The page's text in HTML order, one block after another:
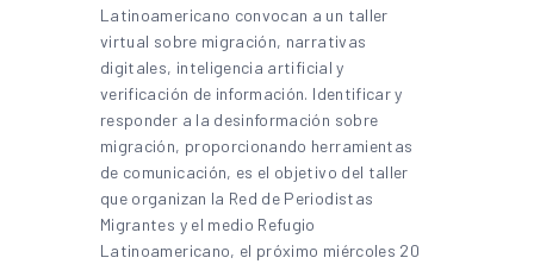
Latinoamericano convocan a un taller
virtual sobre migración, narrativas
digitales, inteligencia artificial y
verificación de información. Identificar y
responder a la desinformación sobre
migración, proporcionando herramientas
de comunicación, es el objetivo del taller
que organizan la Red de Periodistas
Migrantes y el medio Refugio
Latinoamericano, el próximo miércoles 20